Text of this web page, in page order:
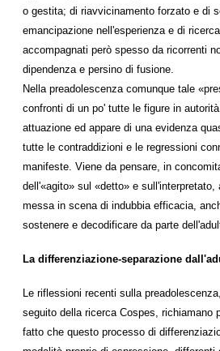
o gestita; di riavvicinamento forzato e di
emancipazione nell'esperienza e di
accompagnati però spesso da ricorrenti
dipendenza e persino di fusione.
Nella preadolescenza comunque tale
confronti di un po' tutte le figure in
attuazione ed appare di una evidenza
tutte le contraddizioni e le regressioni
manifeste. Viene da pensare, in
dell'«agito» sul «detto» e sull'interpretato,
messa in scena di indubbia efficacia,
sostenere e decodificare da parte
La differenziazione-separazione
Le riflessioni recenti sulla
seguito della ricerca Cospes, richiamano
fatto che questo processo di